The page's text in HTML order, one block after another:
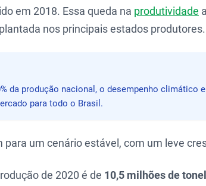
em 2018. Essa queda na produtividade
nos principais estados produtores.
da produção nacional, o desempenho climático
para todo o Brasil.
para um cenário estável, com um leve
de 2020 é de 10,5 milhões de